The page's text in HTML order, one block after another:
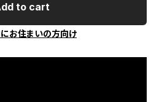
to cart
お住まいの方向け